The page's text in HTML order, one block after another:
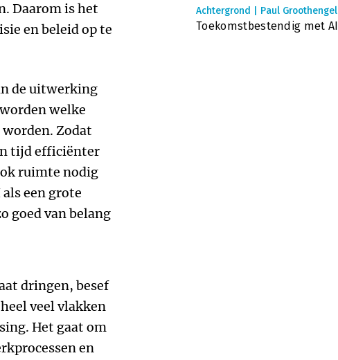
Daarom is het
en beleid op te
de uitwerking
welke
Zodat
tijd efficiënter
ruimte nodig
een grote
goed van belang
dringen, besef
veel vlakken
Het gaat om
en
Achtergrond | Paul Groothengel
Toekomstbestendig met AI